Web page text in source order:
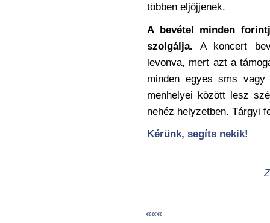
többen eljöjjenek.
A bevétel minden
szolgálja. A koncert
levonva, mert azt a
minden egyes sms
menhelyei között lesz
nehéz helyzetben. Tárgyi
Kérünk, segíts nekik!
«««